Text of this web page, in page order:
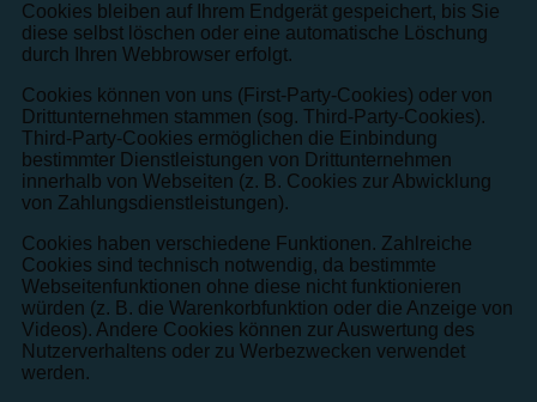
Cookies bleiben auf Ihrem Endgerät gespeichert, bis Sie
diese selbst löschen oder eine automatische Löschung
durch Ihren Webbrowser erfolgt.
Cookies können von uns (First-Party-Cookies) oder von
Drittunternehmen stammen (sog. Third-Party-Cookies).
Third-Party-Cookies ermöglichen die Einbindung
bestimmter Dienstleistungen von Drittunternehmen
innerhalb von Webseiten (z. B. Cookies zur Abwicklung
von Zahlungsdienstleistungen).
Cookies haben verschiedene Funktionen. Zahlreiche
Cookies sind technisch notwendig, da bestimmte
Webseitenfunktionen ohne diese nicht funktionieren
würden (z. B. die Warenkorbfunktion oder die Anzeige von
Videos). Andere Cookies können zur Auswertung des
Nutzerverhaltens oder zu Werbezwecken verwendet
werden.